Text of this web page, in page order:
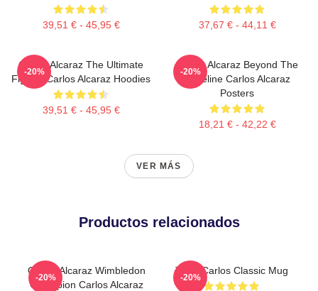
39,51 € - 45,95 € 37,67 € - 44,11 €
Carlos Alcaraz The Ultimate
Fighter Carlos Alcaraz Hoodies
39,51 € - 45,95 €
-20%
Carlos Alcaraz Beyond The
Baseline Carlos Alcaraz
Posters
18,21 € - 42,22 €
-20%
VER MÁS
Productos relacionados
Carlos Alcaraz Wimbledon
Champion Carlos Alcaraz
-20%
Tenis Carlos Classic Mug
-20%